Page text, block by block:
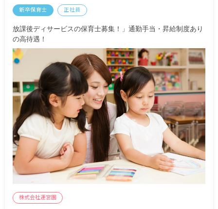
※3月分は、処遇改善加算一時金支給です
※評価期間中に基準に満たす勤務実績がない等の
※試用期間3カ月／同条件
新卒保育士 正社員
放課後ディサービスの保育士募集！」通勤手当・昇給制度あり
の高待遇！
株式会社運営園